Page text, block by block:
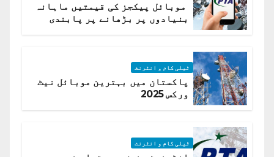
موبائل پیکجز کی قیمتیں ماہانہ
بنیادوں پر بڑھانے پر پابندی
ٹیلی کام و انٹرنٹ
پاکستان میں بہترین موبائل نیٹ
ورکس 2025
ٹیلی کام و انٹرنٹ